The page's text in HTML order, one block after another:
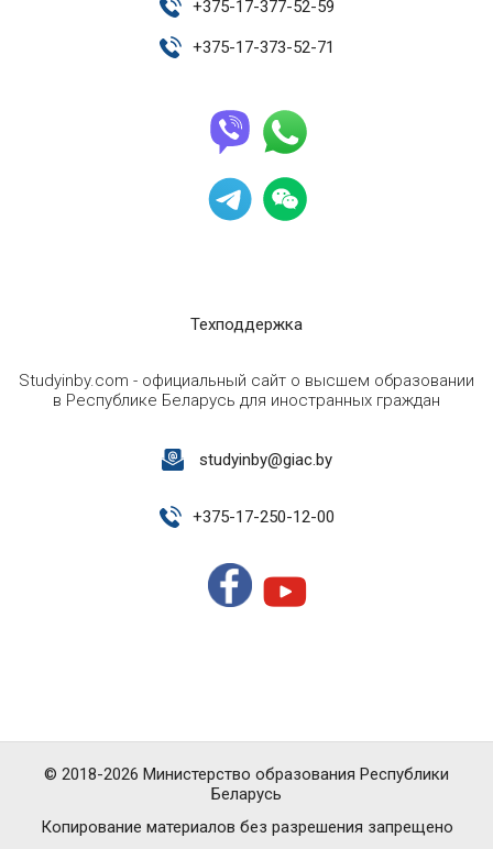
+375-17-377-52-59
+375-17-373-52-71
Техподдержка
Studyinby.com - официальный сайт о высшем образовании
в Республике Беларусь для иностранных граждан
studyinby@giac.by
+375-17-250-12-00
Копирование материалов без разрешения запрещено
© 2018-2026 Министерство образования Республики
Беларусь